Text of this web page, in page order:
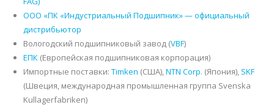
ООО «ПК «Индустриальный Подшипник» — официальный
дистрибьютор
Вологодский подшипниковый завод (VBF)
ЕПК (Европейская подшипниковая корпорация)
Импортные поставки: Timken (США), NTN Corp. (Япония), SKF
(Швеция, международная промышленная группа Svenska
Kullagerfabriken)